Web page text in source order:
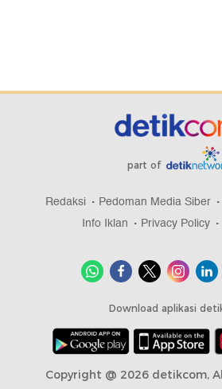
part of
Redaksi Pedoman Media Siber
Info Iklan
Privacy Policy
Download aplikasi
Copyright @ 2026 detikcom,